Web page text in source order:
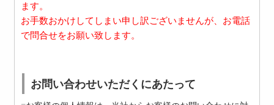
ます。
お手数おかけしてしまい申し訳ございませんが、お電話
で問合せをお願い致します。
お問い合わせいただくにあたって